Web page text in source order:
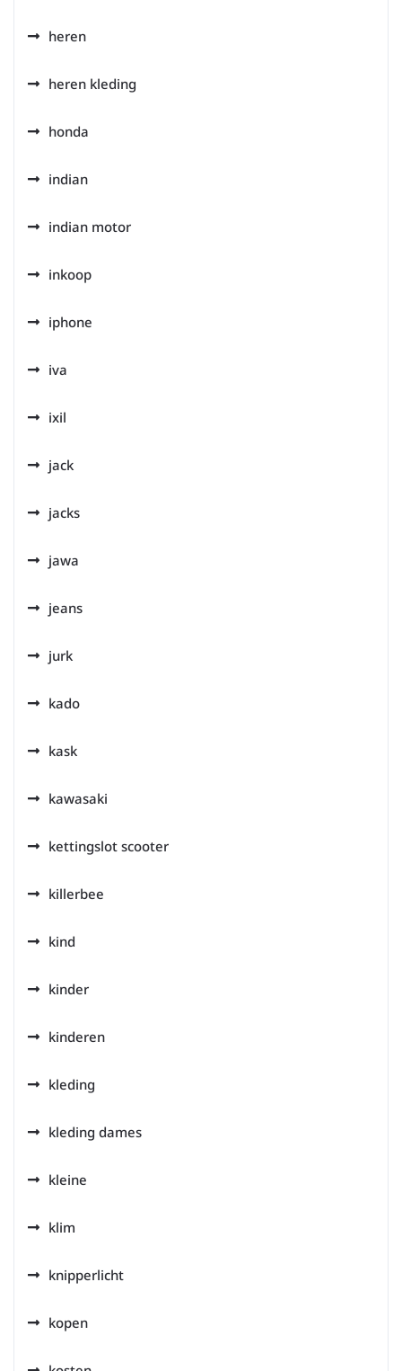
heren
heren kleding
honda
indian
indian motor
inkoop
iphone
iva
ixil
jack
jacks
jawa
jeans
jurk
kado
kask
kawasaki
kettingslot scooter
killerbee
kind
kinder
kinderen
kleding
kleding dames
kleine
klim
knipperlicht
kopen